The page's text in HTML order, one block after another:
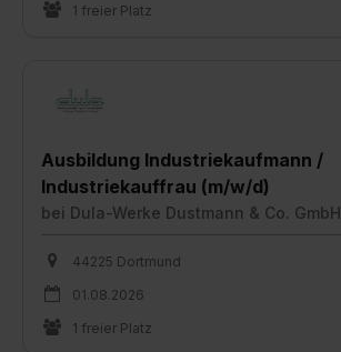
1 freier Platz
Ausbildung Industriekaufmann /
Industriekauffrau (m/w/d)
bei Dula-Werke Dustmann & Co. GmbH
44225 Dortmund
01.08.2026
1 freier Platz